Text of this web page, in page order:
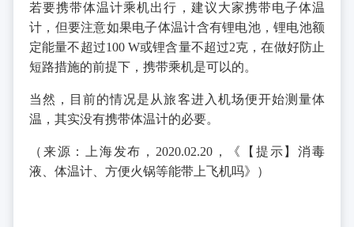
若要携带体温计乘机出行，建议大家携带电子体温
计，但要注意如果电子体温计含有锂电池，锂电池额
定能量不超过100 W或锂含量不超过2克，在做好防止
短路措施的前提下，携带乘机是可以的。
当然，目前的情况是从旅客进入机场便开始测量体
温，其实没有携带体温计的必要。
（来源：上海发布，2020.02.20，《【提示】消毒
液、体温计、方便火锅等能带上飞机吗》）